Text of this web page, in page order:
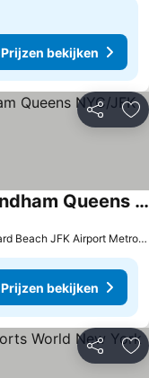
Prijzen bekijken
Delen
La Quinta Inn & Suites By Wyndham Queens NYC/JFK AirTrain
5.0 km vanaf Howard Beach JFK Airport Metro Station
Prijzen bekijken
Delen